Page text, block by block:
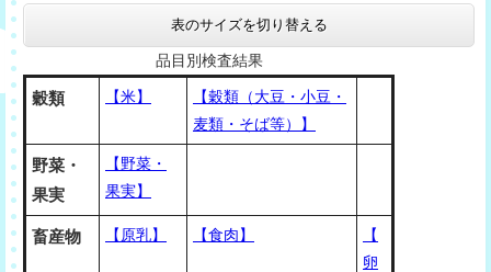
表のサイズを切り替える
品目別検査結果
穀類 【米】
【穀類（大豆・小豆・
麦類・そば等）】
野菜・
果実
【野菜・
果実】
畜産物 【原乳】 【食肉】
【
卵